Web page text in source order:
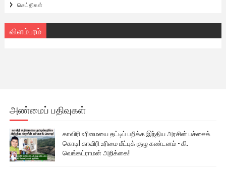
செய்திகள்
விளம்பரம்
அண்மைப் பதிவுகள்
காவிரி உரிமையை தட்டிப் பறிக்க இந்திய அரசின் பச்சைக்
கொடி! காவிரி உரிமை மீட்புக் குழு கண்டனம் - கி.
வெங்கட்ராமன் அறிக்கை!